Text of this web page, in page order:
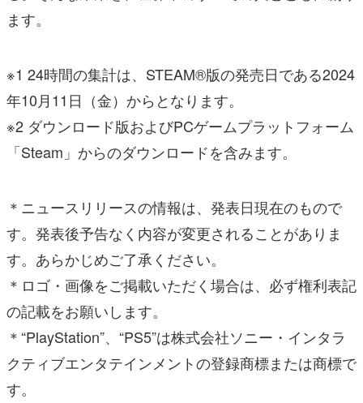
ます。
※1 24時間の集計は、STEAM®版の発売日である2024
年10月11日（金）からとなります。
※2 ダウンロード版およびPCゲームプラットフォーム
「Steam」からのダウンロードを含みます。
＊ニュースリリースの情報は、発表日現在のもので
す。発表後予告なく内容が変更されることがありま
す。あらかじめご了承ください。
＊ロゴ・画像をご掲載いただく場合は、必ず権利表記
の記載をお願いします。
＊“PlayStation”、“PS5”は株式会社ソニー・インタラ
クティブエンタテインメントの登録商標または商標で
す。